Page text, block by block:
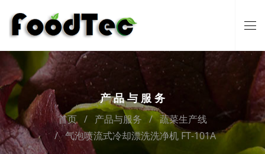
产品与服务
首页 产品与服务
蔬菜生产线
气泡喷流式冷却漂洗洗净机 FT-101A